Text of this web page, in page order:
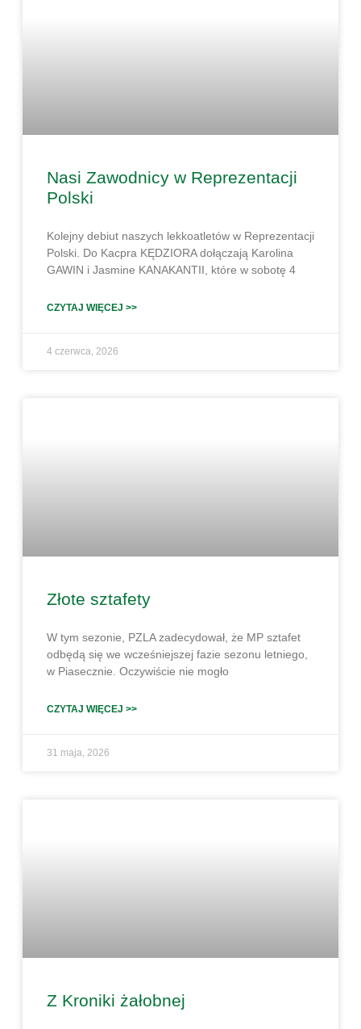
Nasi Zawodnicy w Reprezentacji
Polski
Kolejny debiut naszych lekkoatletów w Reprezentacji
Polski. Do Kacpra KĘDZIORA dołączają Karolina
GAWIN i Jasmine KANAKANTII, które w sobotę 4
CZYTAJ WIĘCEJ >>
4 czerwca, 2026
Złote sztafety
W tym sezonie, PZLA zadecydował, że MP sztafet
odbędą się we wcześniejszej fazie sezonu letniego,
w Piasecznie. Oczywiście nie mogło
CZYTAJ WIĘCEJ >>
31 maja, 2026
Z Kroniki żałobnej